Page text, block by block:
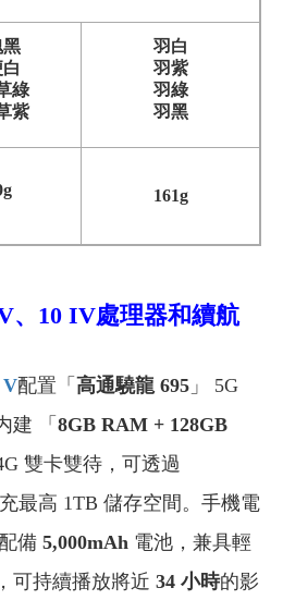
綠
紫
羽白
羽紫
羽綠
羽黑
161g
、10 IV處理器和續航
V配置「 高通驍龍 695 」 5G
建 「 8GB RAM + 128GB
雙卡雙待，可透過
最高 1TB 儲存空間。手機電
配備 5,000mAh 電池，兼具輕
可持續播放將近 34 小時的影